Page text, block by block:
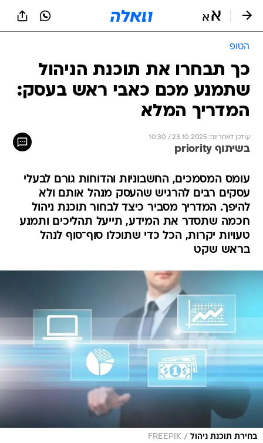
הטופ
כך תבחרו את תוכנת הניהול
שתמנע מכם כאבי ראש בעסק:
המדריך המלא
עודכן לאחרונה: 23.10.2025 / 10:30
בשיתוף priority
עומס המסמכים, החשבוניות והדוחות גורם לבעלי
עסקים רבים להרגיש שהעסק מנהל אותם ולא
להיפך. המדריך מסביר כיצד לבחור תוכנת ניהול
חכמה שתסדר את המידע, תייעל תהליכים ותמנע
טעויות יקרות, הכל כדי שתוכלו סוף־סוף לנהל
בראש שקט
בחירת תוכנת ניהול /
FREEPIK